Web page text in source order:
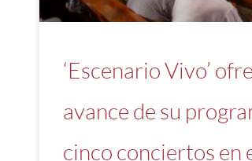
‘Escenario Vivo’
avance de su
cinco conciertos en